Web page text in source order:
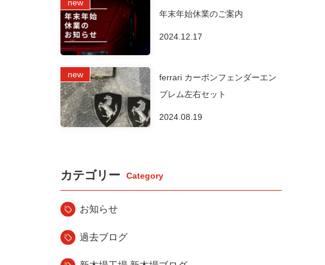
年末年始休業のご案内
2024.12.17
ferrari カーボンフェンダーエン
ブレム左右セット
2024.08.19
カテゴリー
お知らせ
過去ブログ